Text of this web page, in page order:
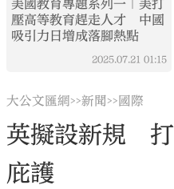
美國教育專題系列一｜美打
壓高等教育趕走人才 中國
吸引力日增成落腳熱點
2025.07.21 01:15
大公文匯網>>新聞>> 國際
英擬設新規
庇護